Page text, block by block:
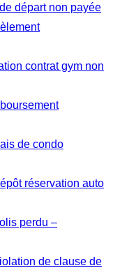
départ non payée
contrat gym non
de condo
réservation auto
perdu –
de clause de